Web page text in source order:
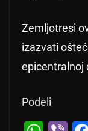
Zemljotresi
izazvati
epicentralnoj
Podeli